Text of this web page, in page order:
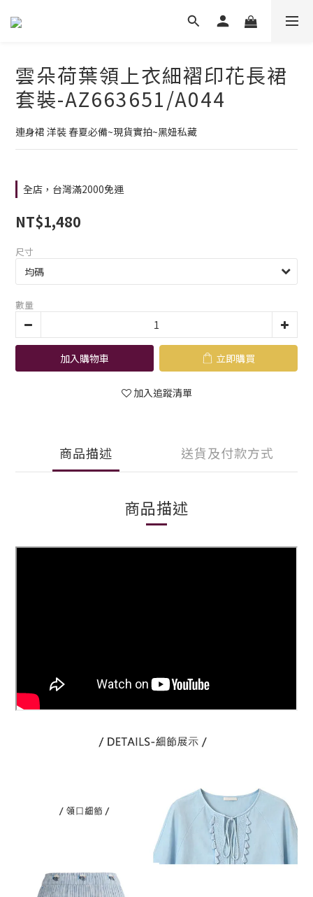
雲朵荷葉領上衣細褶印花長裙
套裝-AZ663651/A044
連身裙 洋裝 春夏必備~現貨實拍~黑妞私藏
全店，台灣滿2000免運
NT$1,480
尺寸
數量
加入購物車 立即購買
加入追蹤清單
商品描述 送貨及付款方式
商品描述